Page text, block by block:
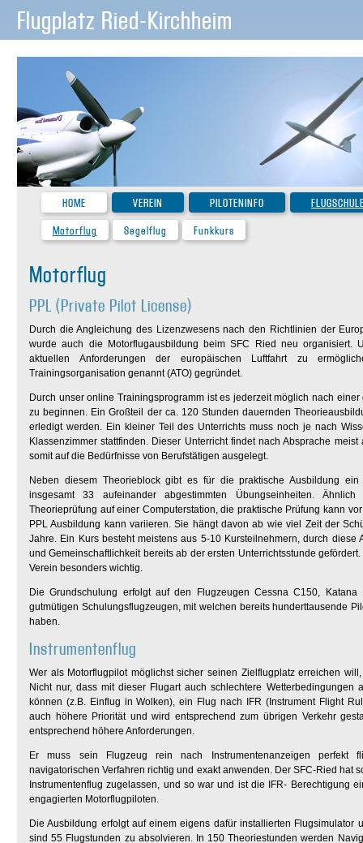
Flugplatz Ried-Kirchheim
HOME VEREIN PILOTENINFO
Motorflug
Segelflug Funkkurs
Motorflug
PPL (Private Pilot License)
Durch die Angleichung des Lizenzwesens nach den Richtlinien der
wurde auch die Motorflugausbildung beim SFC Ried neu
aktuellen Anforderungen der europäischen Luftfahrt zu
Trainingsorganisation genannt (ATO) gegründet.
Durch unser online Trainingsprogramm ist es jederzeit möglich nach
zu beginnen. Ein Großteil der ca. 120 Stunden dauernden
erledigt werden. Ein kleiner Teil des Unterrichts muss noch je nach
Klassenzimmer stattfinden. Dieser Unterricht findet nach Absprache
somit auf die Bedürfnisse von Berufstätigen ausgelegt.
Neben diesem Theorieblock gibt es für die praktische Ausbildung ein
insgesamt 33 aufeinander abgestimmten Übungseinheiten.
Theorieprüfung auf einer Computerstation, die praktische Prüfung kann
PPL Ausbildung kann variieren. Sie hängt davon ab wie viel Zeit der
Jahre. Ein Kurs besteht meistens aus 5-10 Kursteilnehmern, durch diese
und Gemeinschaftlichkeit bereits ab der ersten Unterrichtsstunde
Verein besonders wichtig.
Die Grundschulung erfolgt auf den Flugzeugen Cessna C150,
gutmütigen Schulungsflugzeugen, mit welchen bereits hunderttausende
haben.
Instrumentenflug
Wer als Motorflugpilot möglichst sicher seinen Zielflugplatz erreichen
Nicht nur, dass mit dieser Flugart auch schlechtere
können (z.B. Einflug in Wolken), ein Flug nach IFR (Instrument Flight
auch höhere Priorität und wird entsprechend zum übrigen Verkehr
entsprechend höhere Anforderungen.
Er muss sein Flugzeug rein nach Instrumentenanzeigen perfekt
navigatorischen Verfahren richtig und exakt anwenden. Der SFC-Ried hat
Instrumentenflug zugelassen, und so war und ist die IFR- Berechtigung
engagierten Motorflugpiloten.
Die Ausbildung erfolgt auf einem eigens dafür installierten Flugsimulator
sind 55 Flugstunden zu absolvieren. In 150 Theoriestunden werden